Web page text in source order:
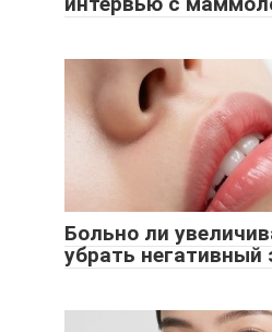
Больно ли
убрать негативный